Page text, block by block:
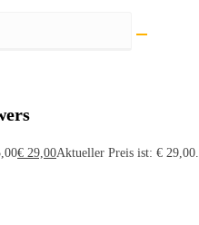
€ 29,00Aktueller Preis ist: € 29,00.